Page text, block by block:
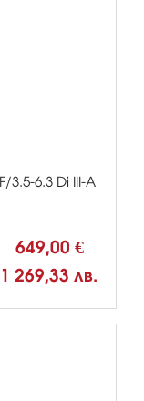
6.3 Di III-A
649,00 €
1 269,33 лв.